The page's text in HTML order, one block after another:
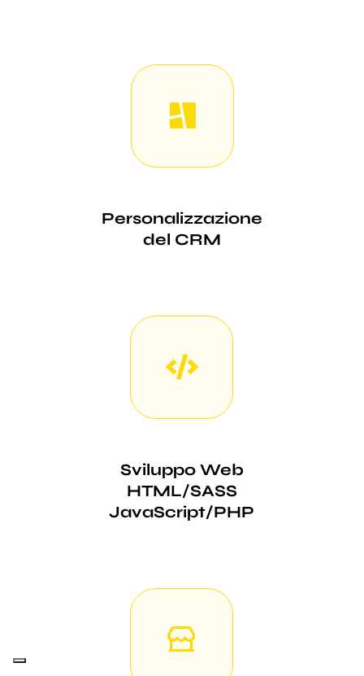
Personalizzazione
del CRM
Sviluppo Web
HTML/SASS
JavaScript/PHP